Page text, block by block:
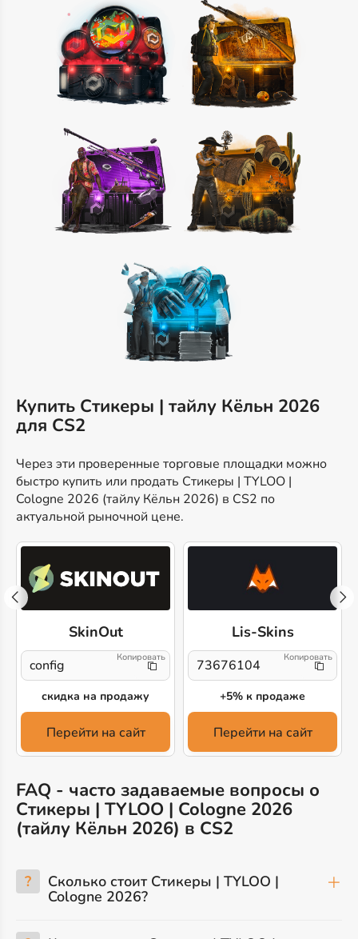
Купить Стикеры | тайлу Кёльн 2026
для CS2
Через эти проверенные торговые площадки можно
быстро купить или продать Стикеры | TYLOO |
Cologne 2026 (тайлу Кёльн 2026) в CS2 по
актуальной рыночной цене.
SkinOut
config
скидка на продажу
Перейти на сайт
Lis-Skins
73676104
+5% к продаже
Перейти на сайт
FAQ - часто задаваемые вопросы о
Стикеры | TYLOO | Cologne 2026
(тайлу Кёльн 2026) в CS2
? Сколько стоит Стикеры | TYLOO |
Cologne 2026?